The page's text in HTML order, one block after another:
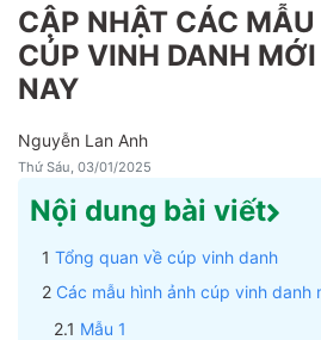
CẬP NHẬT CÁC
CÚP VINH DANH
NAY
Nguyễn Lan Anh
Thứ Sáu, 03/01/2025
Nội dung bài viết
Tổng quan về cúp vinh danh
Các mẫu hình ảnh cúp vinh danh
Mẫu 1